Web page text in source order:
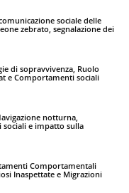
sociale delle
zebrato, segnalazione dei
di sopravvivenza, Ruolo
e Comportamenti sociali
notturna,
e impatto sulla
Comportamentali
Inaspettate e Migrazioni